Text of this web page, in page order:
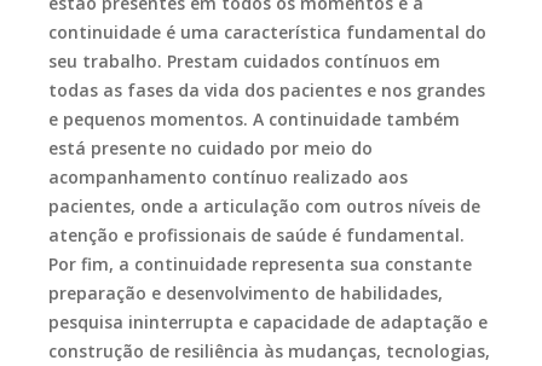
continuidade é uma característica fundamental do
seu trabalho. Prestam cuidados contínuos em
todas as fases da vida dos pacientes e nos grandes
e pequenos momentos. A continuidade também
está presente no cuidado por meio do
acompanhamento contínuo realizado aos
pacientes, onde a articulação com outros níveis de
atenção e profissionais de saúde é fundamental.
Por fim, a continuidade representa sua constante
preparação e desenvolvimento de habilidades,
pesquisa ininterrupta e capacidade de adaptação e
construção de resiliência às mudanças, tecnologias,